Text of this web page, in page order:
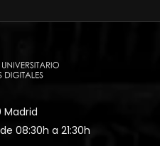
Madrid
08:30h a 21:30h